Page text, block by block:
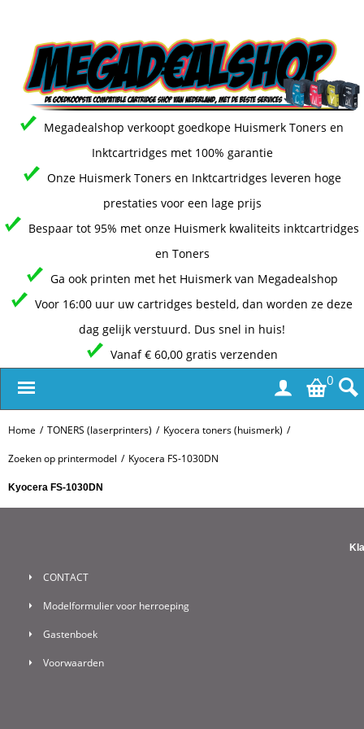
Megadealshop verkoopt goedkope Huismerk Toners en
Inktcartridges met 100% garantie
Onze Huismerk Toners en Inktcartridges leveren hoge
prestaties voor een lage prijs
Bespaar tot 95% met onze Huismerk kwaliteits inktcartridges
en Toners
Ga ook printen met het Huismerk van Megadealshop
Voor 16:00 uur uw cartridges besteld, dan worden ze deze
dag gelijk verstuurd. Dus snel in huis!
Vanaf € 60,00 gratis verzenden
0
Home / TONERS (laserprinters) / Kyocera toners (huismerk) /
Zoeken op printermodel / Kyocera FS-1030DN
Kyocera FS-1030DN
CONTACT
Modelformulier voor herroeping
Gastenboek
Voorwaarden